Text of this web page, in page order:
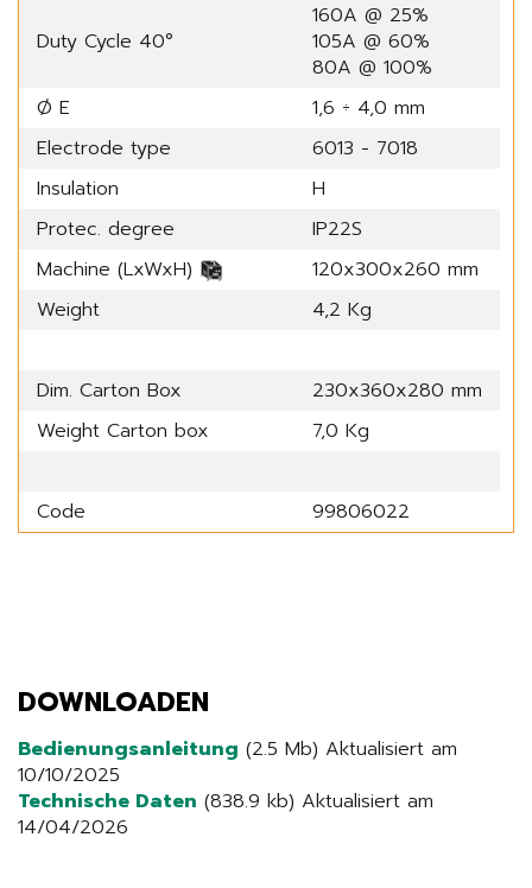
Duty Cycle 40°
160A @ 25%
105A @ 60%
80A @ 100%
Ø E
1,6 ÷ 4,0 mm
Electrode type
6013 - 7018
Insulation
H
Protec. degree
IP22S
Machine (LxWxH)
120x300x260 mm
Weight
4,2 Kg
Dim. Carton Box
230x360x280 mm
Weight Carton box
7,0 Kg
Code 99806022
DOWNLOADEN
Bedienungsanleitung (2.5 Mb) Aktualisiert am
10/10/2025
Technische Daten (838.9 kb) Aktualisiert am
14/04/2026